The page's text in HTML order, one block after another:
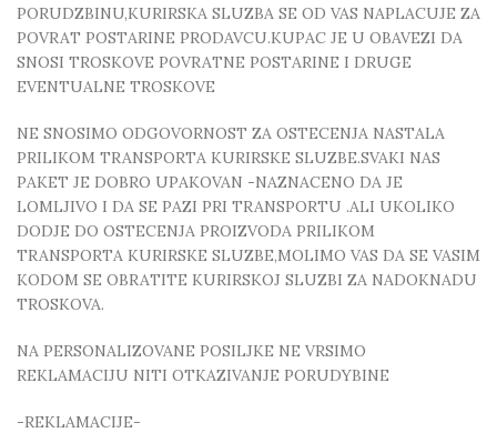
PORUDZBINU,KURIRSKA SLUZBA SE OD VAS NAPLACUJE ZA
POVRAT POSTARINE PRODAVCU.KUPAC JE U OBAVEZI DA
SNOSI TROSKOVE POVRATNE POSTARINE I DRUGE
EVENTUALNE TROSKOVE
NE SNOSIMO ODGOVORNOST ZA OSTECENJA NASTALA
PRILIKOM TRANSPORTA KURIRSKE SLUZBE.SVAKI NAS
PAKET JE DOBRO UPAKOVAN -NAZNACENO DA JE
LOMLJIVO I DA SE PAZI PRI TRANSPORTU .ALI UKOLIKO
DODJE DO OSTECENJA PROIZVODA PRILIKOM
TRANSPORTA KURIRSKE SLUZBE,MOLIMO VAS DA SE VASIM
KODOM SE OBRATITE KURIRSKOJ SLUZBI ZA NADOKNADU
TROSKOVA.
NA PERSONALIZOVANE POSILJKE NE VRSIMO
REKLAMACIJU NITI OTKAZIVANJE PORUDYBINE
-REKLAMACIJE-